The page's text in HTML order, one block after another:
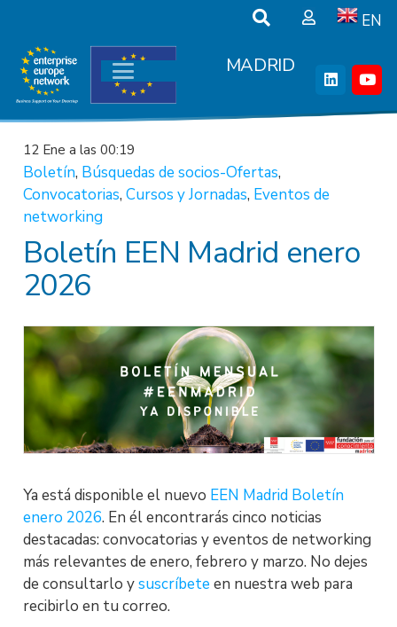
EN
MADRID
12 Ene a las 00:19
Boletín, Búsquedas de socios-Ofertas,
Convocatorias, Cursos y Jornadas, Eventos de
networking
Boletín EEN Madrid enero
2026
Ya está disponible el nuevo EEN Madrid Boletín
enero 2026. En él encontrarás cinco noticias
destacadas: convocatorias y eventos de networking
más relevantes de enero, febrero y marzo. No dejes
de consultarlo ysuscríbete en nuestra web para
recibirlo en tu correo.